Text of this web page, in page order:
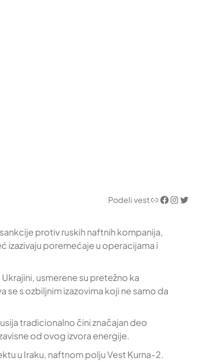
Podeli vestLink Facebook InstagramTwitter
protiv ruskih naftnih kompanija,
izazivaju poremećaje u operacijama i
usmerene su pretežno ka
se s ozbiljnim izazovima koji ne samo da
tradicionalno čini značajan deo
od ovog izvora energije.
u Iraku, naftnom polju Vest Kurna-2.